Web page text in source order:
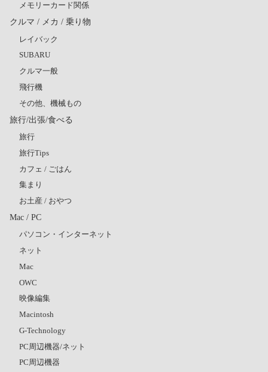
メモリーカード関係
クルマ / メカ / 乗り物
レイバック
SUBARU
クルマ一般
飛行機
その他、機械もの
旅行/出張/食べる
旅行
旅行Tips
カフェ / ごはん
集まり
お土産 / おやつ
Mac / PC
パソコン・インターネット
ネット
Mac
OWC
映像編集
Macintosh
G-Technology
PC周辺機器/ネット
PC周辺機器